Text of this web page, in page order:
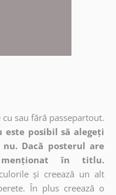
sau fără passepartout.
posibil să alegeți
Dacă posterul are
menționat în titlu.
și creează un alt
În plus creează o